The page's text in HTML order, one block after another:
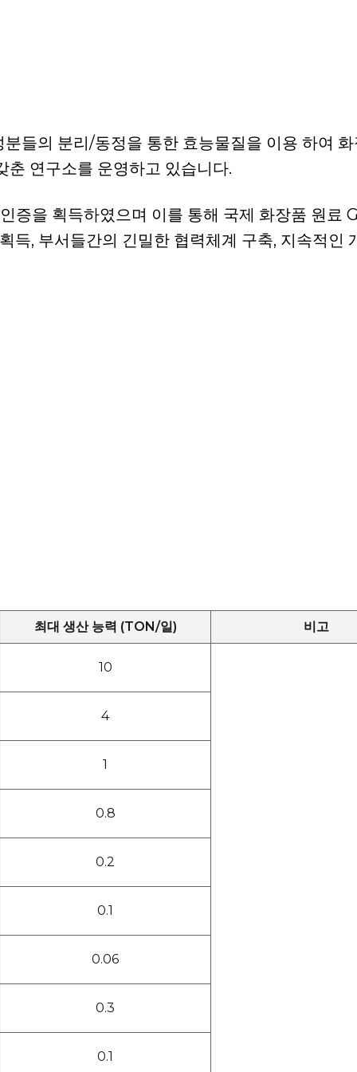
들의 분리/동정을 통한 효능물질을 이용 하여
춘 연구소를 운영하고 있습니다.
증을 획득하였으며 이를 통해 국제 화장품 원료
득, 부서들간의 긴밀한 협력체계 구축, 지속적인
최대 생산 능력 (TON/일) 비고
10
4
1
0.8
0.2
0.1
0.06
0.3
0.1